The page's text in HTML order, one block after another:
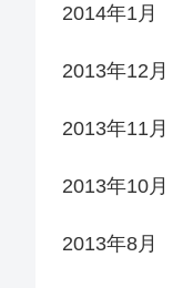
2014年1月
2013年12月
2013年11月
2013年10月
2013年8月